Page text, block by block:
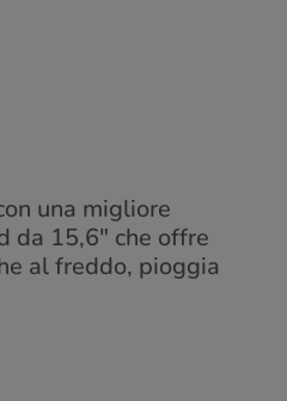
una migliore
da 15,6" che offre
al freddo, pioggia